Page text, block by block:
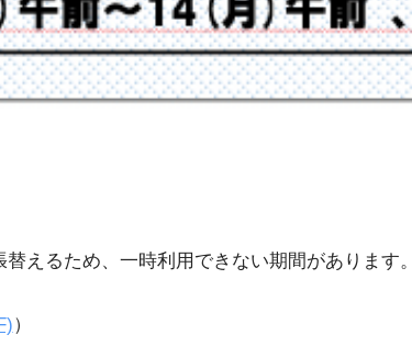
えるため、一時利用できない期間があります
）